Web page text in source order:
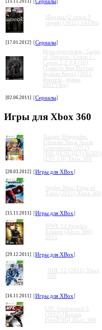
[Сериалы]
Шерлок (2 сезон 3
серия) (2012) SATRip
[17.01.2012] [Сериалы]
Игра престолов / Game
of Thrones / Сезон 1 /
Серии 1,2,3,4 (10)
(Тимоти Ван Паттен,
Брайан Кирк) [2011,
фэнтези, драма,
HDTVRip]
[02.06.2011] [Сериалы]
Игры для Xbox 360
Naruto Shippuden:
Ultimate Ninja Storm
Generations (2012)
[PAL][ENG][L] (XGD3)
(LT+ 3.0) Xbox 360
[28.03.2012] [Игры для XBox]
Spider-Man: Edge of
Time (2011) Xbox 360
[15.11.2011] [Игры для XBox]
WWE 12 People's
Edition (Xbox 360)
2011
[29.12.2011] [Игры для XBox]
NHL 12 (2011) Xbox
360
[16.11.2011] [Игры для XBox]
UFC Undisputed 3
(2012) [Region
Free/ENG] Xbox 360